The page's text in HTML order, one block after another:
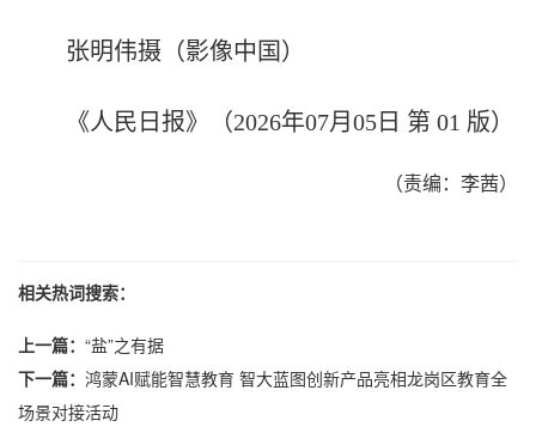
张明伟摄（影像中国）
《人民日报》（2026年07月05日 第 01 版）
（责编：李茜）
相关热词搜索：
上一篇： “盐”之有据
下一篇： 鸿蒙AI赋能智慧教育 智大蓝图创新产品亮相龙岗区教育全
场景对接活动